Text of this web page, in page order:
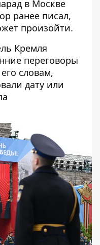
в Москве
ранее писал,
произойти.
Кремля
переговоры
словам,
дату или